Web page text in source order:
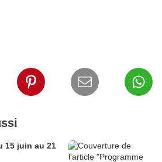
15 juin au 21